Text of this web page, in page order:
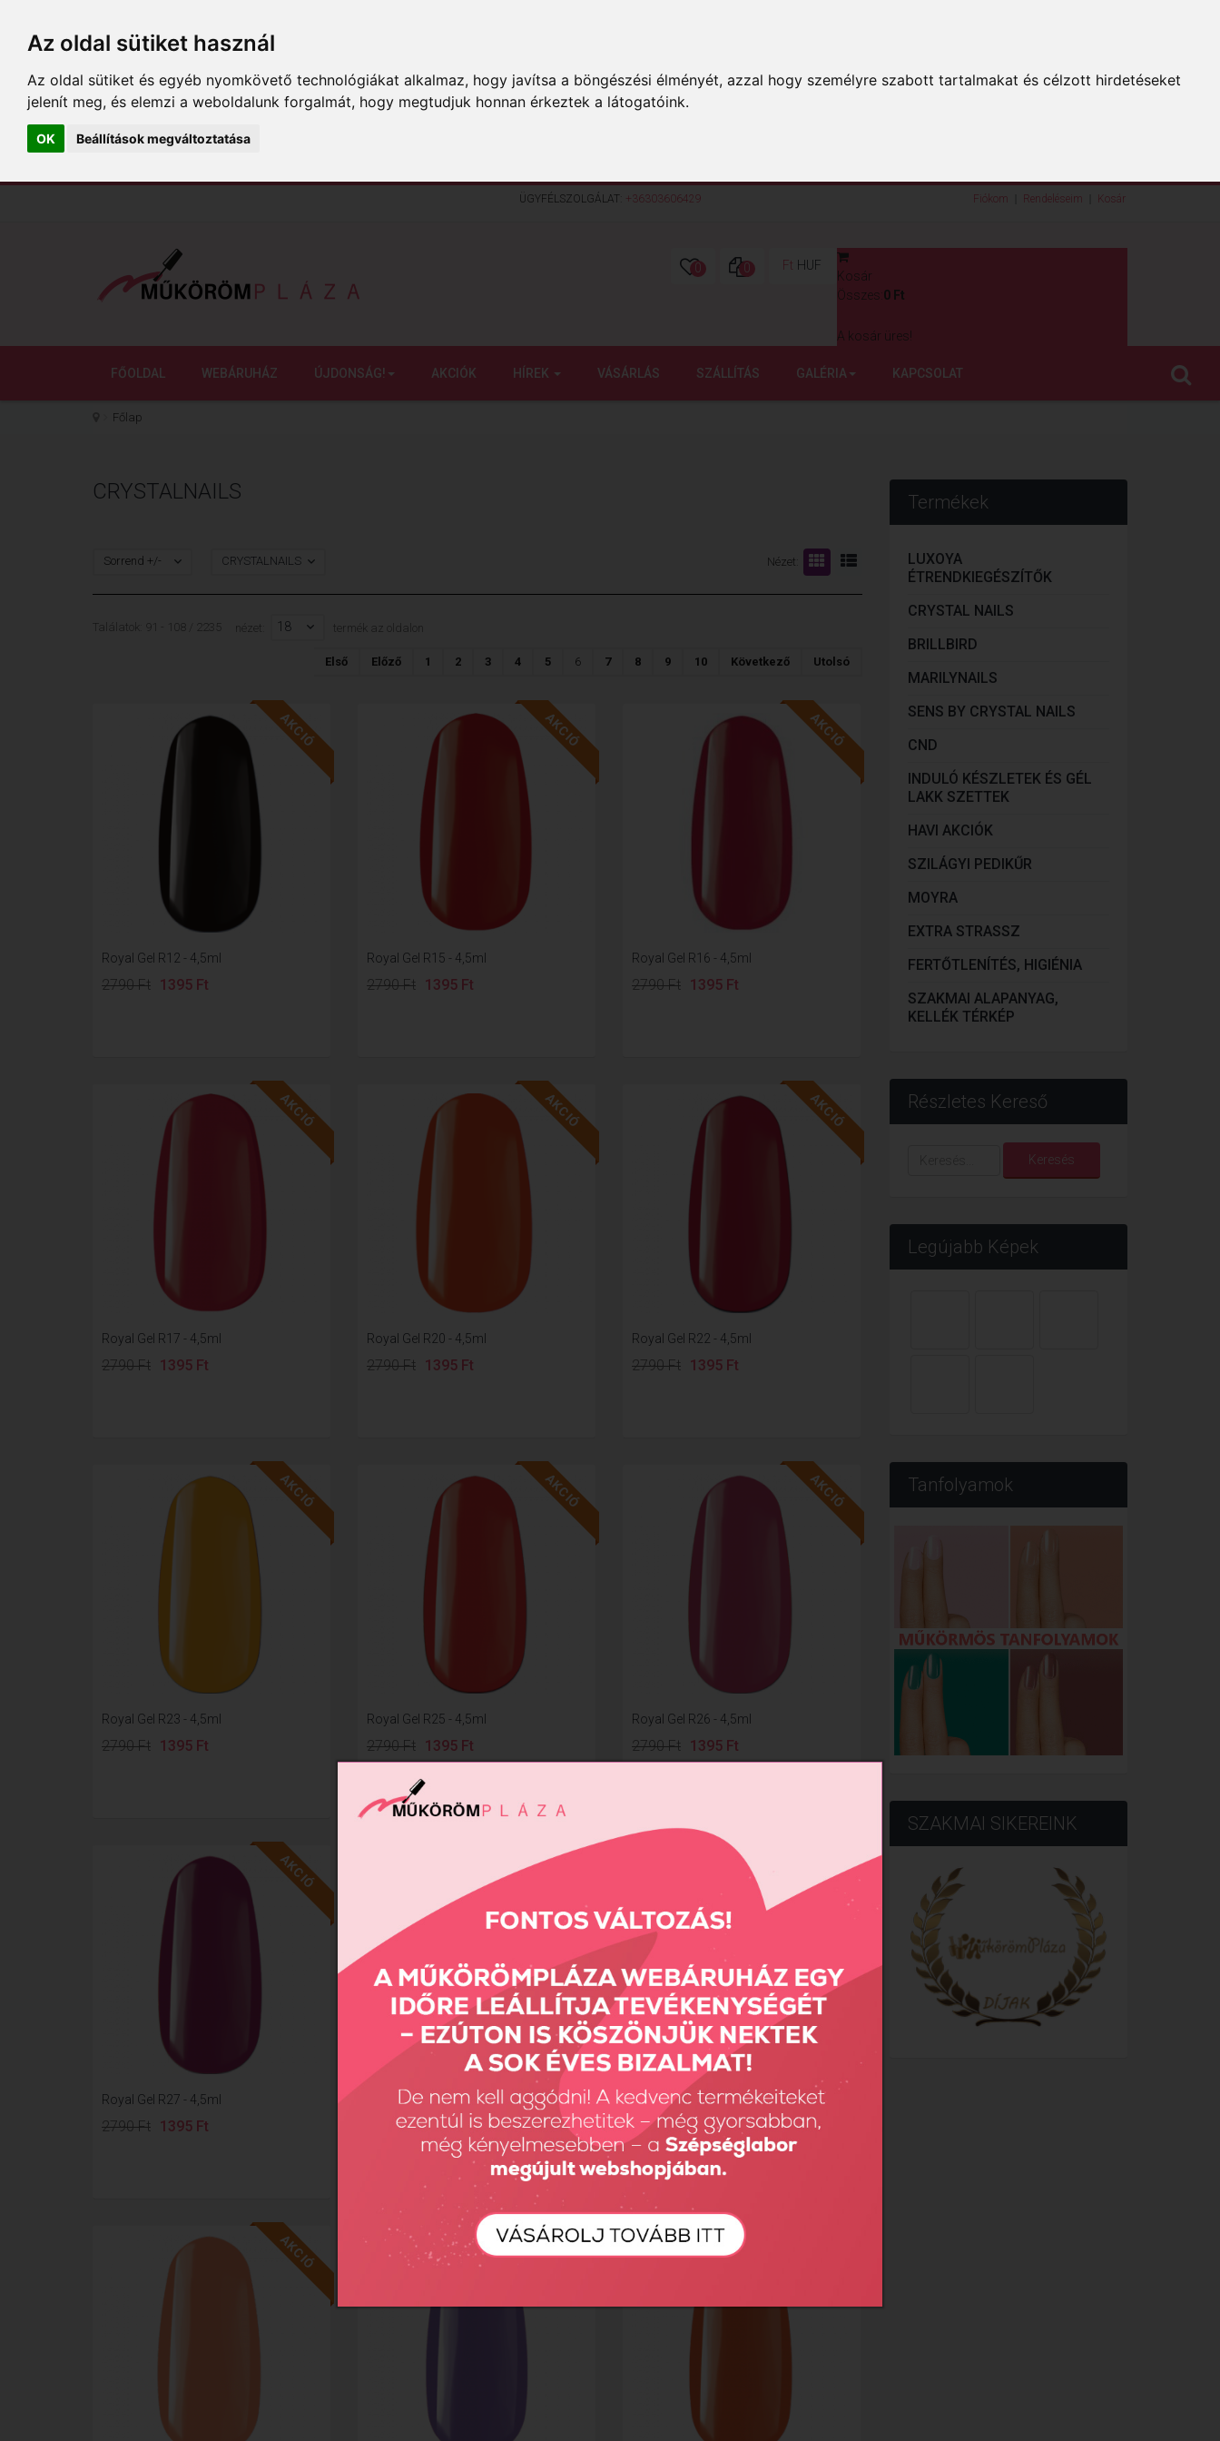
Az oldal sütiket használ
Az oldal sütiket és egyéb nyomkövető technológiákat alkalmaz, hogy javítsa a böngészési élményét, azzal hogy személyre szabott tartalmakat és célzott hirdetéseket
jelenít meg, és elemzi a weboldalunk forgalmát, hogy megtudjuk honnan érkeztek a látogatóink.
OK Beállítások megváltoztatása
ÜGYFÉLSZOLGÁLAT: +36303606429 Fiókom Rendeléseim Kosár
0 0 Ft HUF
Kosár
Összes: 0 Ft
A kosár üres!
FŐOLDAL WEBÁRUHÁZ ÚJDONSÁG! AKCIÓK HÍREK VÁSÁRLÁS SZÁLLÍTÁS GALÉRIA KAPCSOLAT
Főlap
CRYSTALNAILS
Nézet:
Sorrend +/- CRYSTALNAILS
Találatok: 91 - 108 / 2235 nézet: 18 termék az oldalon
Első Előző 1 2 3 4 5 6 7 8 9 10 Következő Utolsó
AKCIÓ
Royal Gel R12 - 4,5ml
2790 Ft 1395 Ft
AKCIÓ
Royal Gel R15 - 4,5ml
2790 Ft 1395 Ft
AKCIÓ
Royal Gel R16 - 4,5ml
2790 Ft 1395 Ft
AKCIÓ
Royal Gel R17 - 4,5ml
2790 Ft 1395 Ft
AKCIÓ
Royal Gel R20 - 4,5ml
2790 Ft 1395 Ft
AKCIÓ
Royal Gel R22 - 4,5ml
2790 Ft 1395 Ft
AKCIÓ
Royal Gel R23 - 4,5ml
2790 Ft 1395 Ft
AKCIÓ
Royal Gel R25 - 4,5ml
2790 Ft 1395 Ft
AKCIÓ
Royal Gel R26 - 4,5ml
2790 Ft 1395 Ft
AKCIÓ
Royal Gel R27 - 4,5ml
2790 Ft 1395 Ft
AKCIÓ
Royal Gel R28 - 4,5ml
2790 Ft 1395 Ft
AKCIÓ
Royal Gel R29 - 4,5ml
2790 Ft 1395 Ft
AKCIÓ AKCIÓ
Termékek
LUXOYA
ÉTRENDKIEGÉSZÍTŐK
CRYSTAL NAILS
BRILLBIRD
MARILYNAILS
SENS BY CRYSTAL NAILS
CND
INDULÓ KÉSZLETEK ÉS GÉL
LAKK SZETTEK
HAVI AKCIÓK
SZILÁGYI PEDIKŰR
MOYRA
EXTRA STRASSZ
FERTŐTLENÍTÉS, HIGIÉNIA
SZAKMAI ALAPANYAG,
KELLÉK TÉRKÉP
Részletes Kereső
Keresés
Legújabb Képek
Tanfolyamok
SZAKMAI SIKEREINK